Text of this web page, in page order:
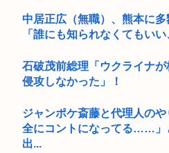
中居正広（無職）、熊本に
「誰にも知られなくてもい
石破茂前総理「ウクライナ
侵攻しなかった」！
ジャンポケ斎藤と代理人の
全にコントになってる……」
出...